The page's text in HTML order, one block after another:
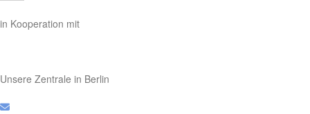
in Kooperation mit
Unsere Zentrale in Berlin